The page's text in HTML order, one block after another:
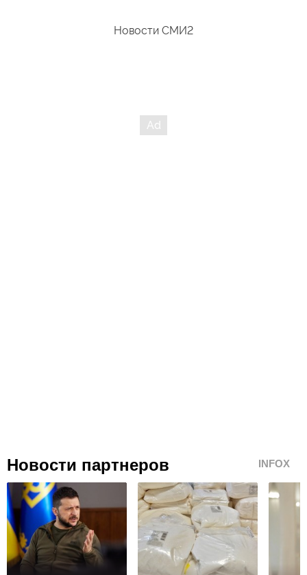
Новости СМИ2
Новости партнеров INFOX